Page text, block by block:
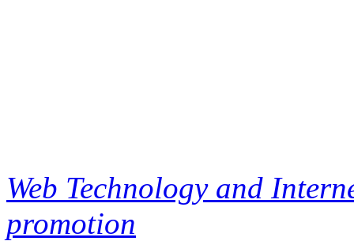
Web Technology and
promotion